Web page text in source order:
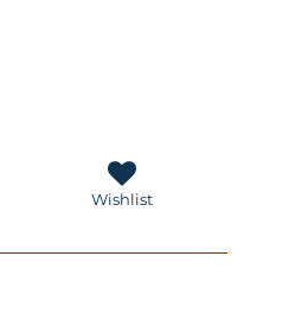
Wishlist